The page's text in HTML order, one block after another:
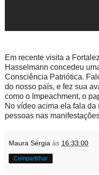
Em recente visita a
Hasselmann concedeu
Consciência Patriótica.
do nosso país, e fez sua
como o Impeachment, o
No vídeo acima ela fala
pessoas nas
Maura Sérgia às 16:33:00
Compartilhar